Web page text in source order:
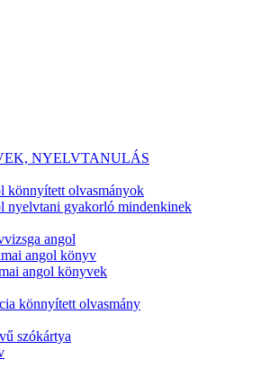
NYELVTANULÁS
könnyített olvasmányok
nyelvtani gyakorló mindenkinek
angol
angol könyv
angol könyvek
könnyített olvasmány
szókártya